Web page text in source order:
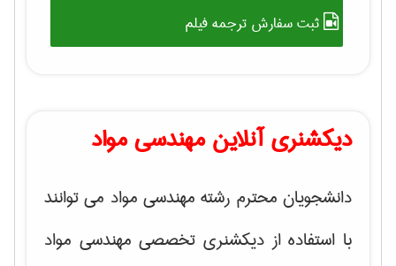
ثبت سفارش ترجمه فیلم
دیکشنری آنلاین مهندسی مواد
دانشجویان محترم رشته مهندسی مواد می توانند
با استفاده از دیکشنری تخصصی مهندسی مواد